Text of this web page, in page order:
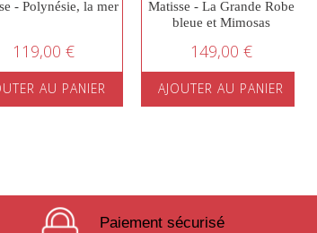
- Polynésie, la mer
119,00 €
AU PANIER
Matisse - La Grande Robe
bleue et Mimosas
149,00 €
AJOUTER AU PANIER
Paiement sécurisé